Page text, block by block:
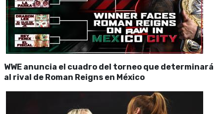
WWE anuncia el cuadro del torneo que determinará
al rival de Roman Reigns en México